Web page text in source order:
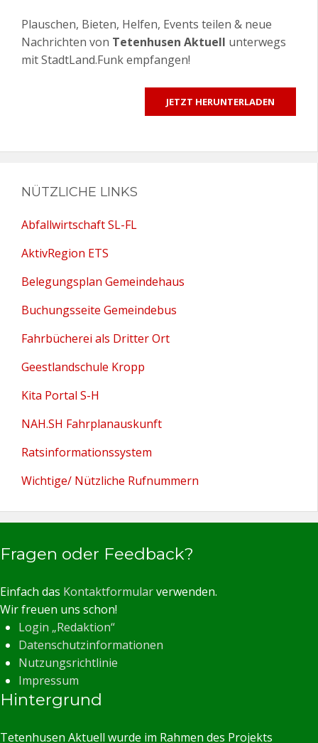
Plauschen, Bieten, Helfen, Events teilen & neue
Nachrichten von Tetenhusen Aktuell unterwegs
mit StadtLand.Funk empfangen!
JETZT HERUNTERLADEN
NÜTZLICHE LINKS
Abfallwirtschaft SL-FL
AktivRegion ETS
Belegungsplan Gemeindehaus
Buchungsseite Gemeindebus
Fahrbücherei als Dritter Ort
Geestlandschule Kropp
Kita Portal S-H
NAH.SH Fahrplanauskunft
Ratsinformationssystem
Wichtige/ Nützliche Rufnummern
Fragen oder Feedback?
Einfach das Kontaktformularverwenden.
Wir freuen uns schon!
Login „Redaktion“
Datenschutzinformationen
Nutzungsrichtlinie
Impressum
Hintergrund
Tetenhusen Aktuell wurde im Rahmen des Projekts